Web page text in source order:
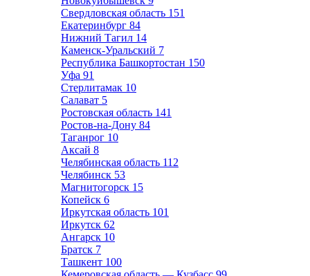
Свердловская область 151
Екатеринбург 84
Нижний Тагил 14
Каменск-Уральский 7
Республика Башкортостан 150
Уфа 91
Стерлитамак 10
Салават 5
Ростовская область 141
Ростов-на-Дону 84
Таганрог 10
Аксай 8
Челябинская область 112
Челябинск 53
Магнитогорск 15
Копейск 6
Иркутская область 101
Иркутск 62
Ангарск 10
Братск 7
Ташкент 100